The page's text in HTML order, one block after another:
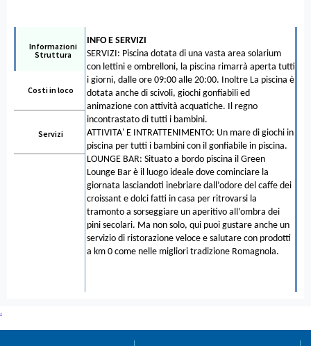
Informazioni
Struttura
Costi in loco
Servizi
INFO E SERVIZI
SERVIZI: Piscina dotata di una vasta area solarium
con lettini e ombrelloni, la piscina rimarrà aperta tutti
i giorni, dalle ore 09:00 alle 20:00. Inoltre La piscina è
dotata anche di scivoli, giochi gonfiabili ed
animazione con attività acquatiche. Il regno
incontrastato di tutti i bambini.
ATTIVITA' E INTRATTENIMENTO: Un mare di giochi in
piscina per tutti i bambini con il gonfiabile in piscina.
LOUNGE BAR: Situato a bordo piscina il Green
Lounge Bar è il luogo ideale dove cominciare la
giornata lasciandoti inebriare dall’odore del caffe dei
croissant e dolci fatti in casa per ritrovarsi la
tramonto a sorseggiare un aperitivo all’ombra dei
pini secolari. Ma non solo, qui puoi gustare anche un
servizio di ristorazione veloce e salutare con prodotti
a km 0 come nelle migliori tradizione Romagnola.
.